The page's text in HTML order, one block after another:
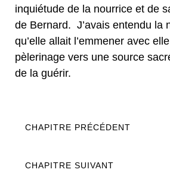
inquiétude de la nourrice et de
de Bernard. J’avais entendu la
qu’elle allait l’emmener avec
pèlerinage vers une source
de la guérir.
CHAPITRE PRÉCÉDENT
CHAPITRE SUIVANT